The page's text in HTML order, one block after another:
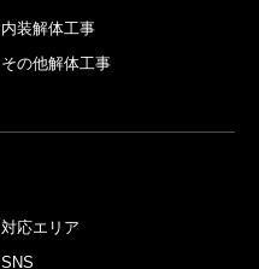
内装解体⼯事
その他解体工事
対応エリア
SNS